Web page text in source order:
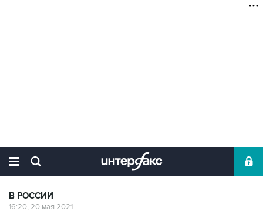
В РОССИИ
16:20, 20 мая 2021